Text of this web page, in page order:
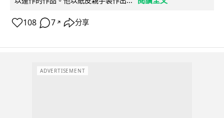
108 7 ↗ 分享
ADVERTISEMENT